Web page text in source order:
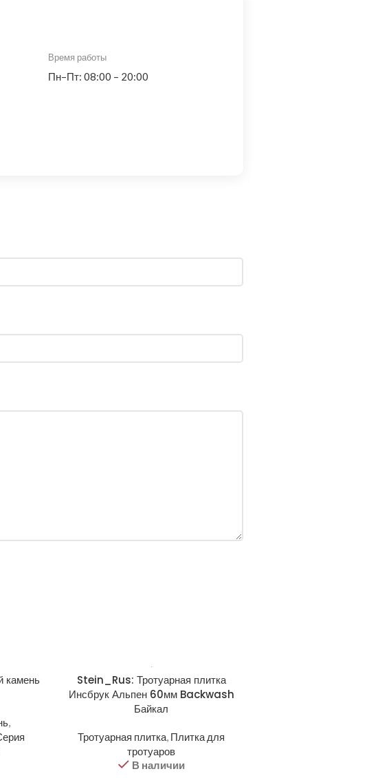
Время работы
Пн–Пт: 08:00 – 20:00
камень
,
Stein_Rus: Тротуарная плитка
Инсбрук Альпен 60мм Backwash
Байкал
Тротуарная плитка, Плитка для
тротуаров
В наличии